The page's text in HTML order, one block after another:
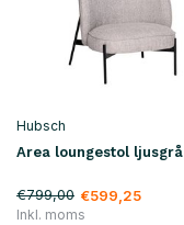
Hubsch
Area loungestol ljusgrå
€799,00 €599,25
Inkl. moms